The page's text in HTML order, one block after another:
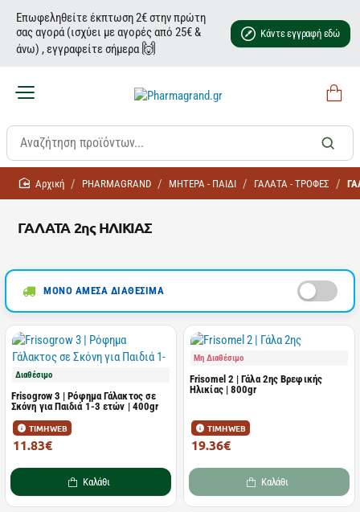
Επωφεληθείτε έκπτωση 2€ στην πρώτη
σας αγορά (ισχύει με αγορές από 25€ &
άνω) , εγγραφείτε σήμερα 🙌
Κάντε εγγραφή εδώ
ΓΑΛΑΤΑ 2ης ΗΛΙΚΙΑΣ
homePHARMAGRAND ΜΗΤΕΡΑ - ΠΑΙΔΙ ΓΑΛΑΤΑ - ΤΡΟΦΕΣ
ΜΟΝΟ ΑΜΕΣΑ ΔΙΑΘΕΣΙΜΑ
Διαθέσιμο
Frisogrow 3 | Ρόφημα Γάλακτος σε
Σκόνη για Παιδιά 1-3 ετών | 400gr
ΤΙΜΗ WEB
11.83€
Καλάθι
Μη Διαθέσιμο
Frisomel 2 | Γάλα 2ης Βρεφικής
Ηλικίας | 800gr
ΤΙΜΗ WEB
19.36€
Καλάθι